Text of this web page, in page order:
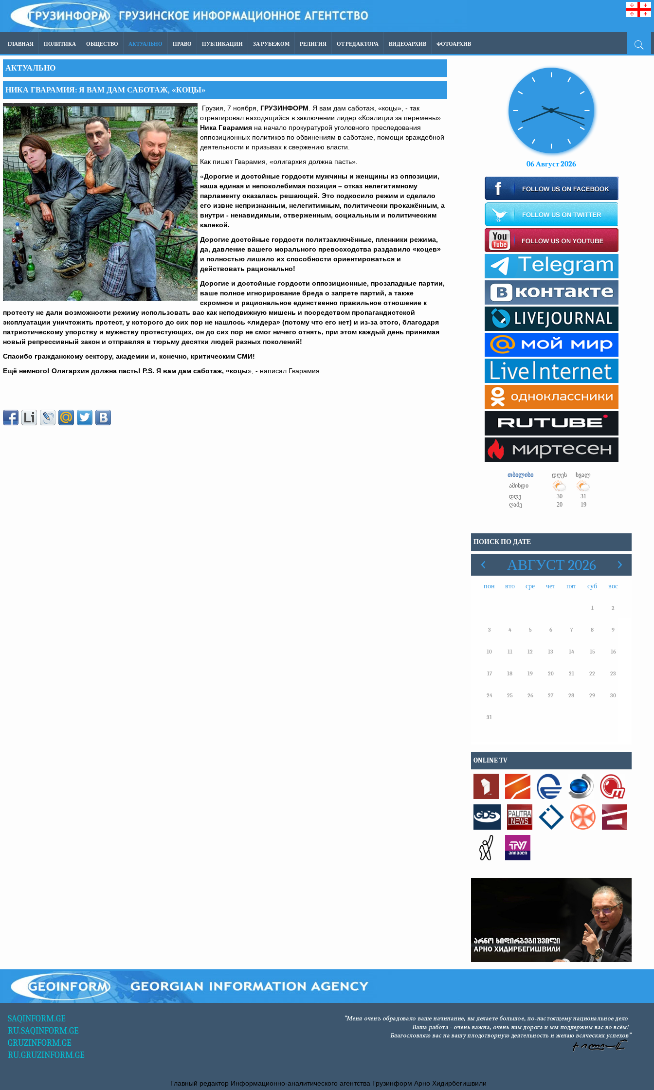
ГЛАВНАЯ ПОЛИТИКА ОБЩЕСТВО АКТУАЛЬНО ПРАВО ПУБЛИКАЦИИ ЗА РУБЕЖОМ РЕЛИГИЯ ОТ РЕДАКТОРА ВИДЕОАРХИВ ФОТОАРХИВ
АКТУАЛЬНО
НИКА ГВАРАМИЯ: Я ВАМ ДАМ САБОТАЖ, «КОЦЫ»
Грузия, 7 ноября, ГРУЗИНФОРМ . Я вам дам саботаж, «коцы», - так
отреагировал находящийся в заключении лидер «Коалиции за перемены»
Ника Гварамия на начало прокуратурой уголовного преследования
оппозиционных политиков по обвинениям в саботаже, помощи враждебной
деятельности и призывах к свержению власти.
Как пишет Гварамия, «олигархия должна пасть».
«Дорогие и достойные гордости мужчины и женщины из оппозиции,
наша единая и непоколебимая позиция – отказ нелегитимному
парламенту оказалась решающей. Это подкосило режим и сделало
его извне непризнанным, нелегитимным, политически прокажённым, а
внутри - ненавидимым, отверженным, социальным и политическим
калекой.
Дорогие достойные гордости политзаключённые, пленники режима,
да, давление вашего морального превосходства раздавило «коцев»
и полностью лишило их способности ориентироваться и
действовать рационально!
Дорогие и достойные гордости оппозиционные, прозападные партии,
ваше полное игнорирование бреда о запрете партий, а также
скромное и рациональное единственно правильное отношение к
протесту не дали возможности режиму использовать вас как неподвижную мишень и посредством пропагандистской
эксплуатации уничтожить протест, у которого до сих пор не нашлось «лидера» (потому что его нет) и из-за этого, благодаря
патриотическому упорству и мужеству протестующих, он до сих пор не смог ничего отнять, при этом каждый день принимая
новый репрессивный закон и отправляя в тюрьму десятки людей разных поколений!
Спасибо гражданскому сектору, академии и, конечно, критическим СМИ!
Ещё немного! Олигархия должна пасть! P.S. Я вам дам саботаж, «коцы», - написал Гварамия.
06 Август 2026
თბილისი დღეს
ხვალ
ამინდი
დღე
30
31
ღამე
20 19
ПОИСК ПО ДАТЕ
АВГУСТ 2026
пон вто сре чет пят суб вос
1 2
3 4 5 6 7 8 9
10 11 12 13 14 15 16
17 18 19 20 21 22 23
24 25 26 27 28 29 30
31
ONLINE TV
SAQINFORM.GE
RU.SAQINFORM.GE
GRUZINFORM.GE
RU.GRUZINFORM.GE
Главный редактор Информационно-аналитического агентства Грузинформ Арно Хидирбегишвили